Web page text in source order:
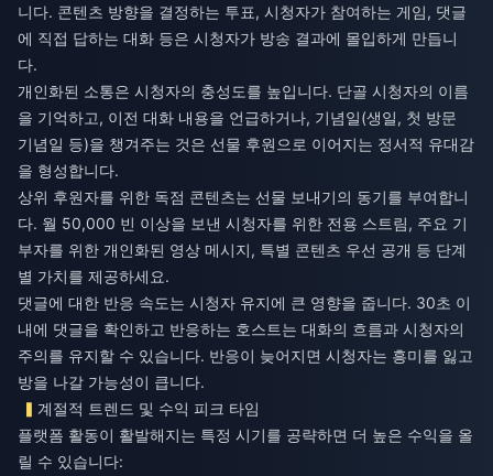
니다. 콘텐츠 방향을 결정하는 투표, 시청자가 참여하는 게임, 댓글
에 직접 답하는 대화 등은 시청자가 방송 결과에 몰입하게 만듭니
다.
개인화된 소통은 시청자의 충성도를 높입니다. 단골 시청자의 이름
을 기억하고, 이전 대화 내용을 언급하거나, 기념일(생일, 첫 방문
기념일 등)을 챙겨주는 것은 선물 후원으로 이어지는 정서적 유대감
을 형성합니다.
상위 후원자를 위한 독점 콘텐츠는 선물 보내기의 동기를 부여합니
다. 월 50,000 빈 이상을 보낸 시청자를 위한 전용 스트림, 주요 기
부자를 위한 개인화된 영상 메시지, 특별 콘텐츠 우선 공개 등 단계
별 가치를 제공하세요.
댓글에 대한 반응 속도는 시청자 유지에 큰 영향을 줍니다. 30초 이
내에 댓글을 확인하고 반응하는 호스트는 대화의 흐름과 시청자의
주의를 유지할 수 있습니다. 반응이 늦어지면 시청자는 흥미를 잃고
방을 나갈 가능성이 큽니다.
계절적 트렌드 및 수익 피크 타임
플랫폼 활동이 활발해지는 특정 시기를 공략하면 더 높은 수익을 올
릴 수 있습니다: